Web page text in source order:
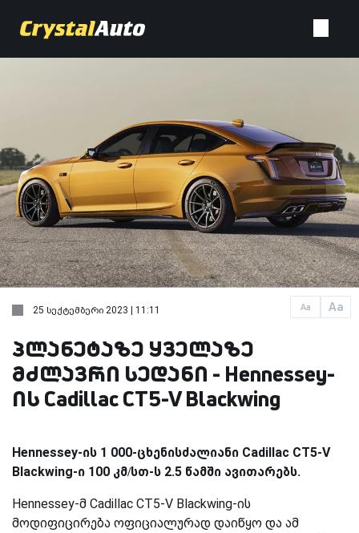
Aa Aa
25 სექტემბერი 2023 | 11:11
პლანეტაზე ყველაზე
მძლავრი სედანი - Hennessey-
ის Cadillac CT5-V Blackwing
Hennessey-ის 1 000-ცხენისძალიანი Cadillac CT5-V
Blackwing-ი 100 კმ/სთ-ს 2.5 წამში ავითარებს.
Hennessey-მ Cadillac CT5-V Blackwing-ის
მოდიფიცირება ოფიციალურად დაიწყო და ამ